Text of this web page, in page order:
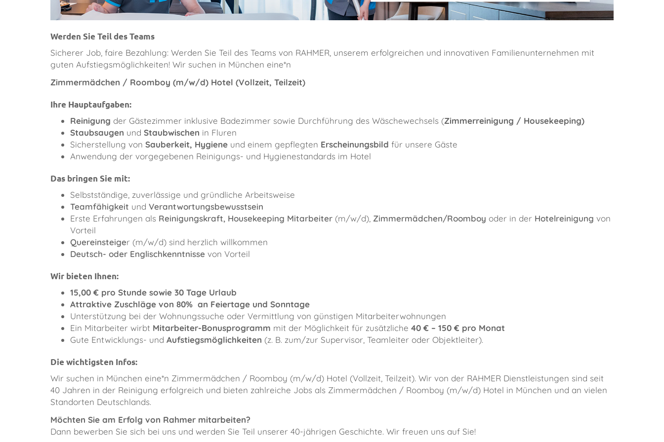
Werden Sie Teil des Teams
Sicherer Job, faire Bezahlung: Werden Sie Teil des Teams von RAHMER, unserem erfolgreichen und innovativen Familienunternehmen mit
guten Aufstiegsmöglichkeiten! Wir suchen in München eine*n
Zimmermädchen / Roomboy (m/w/d) Hotel (Vollzeit, Teilzeit)
Ihre Hauptaufgaben:
Reinigung der Gästezimmer inklusive Badezimmer sowie Durchführung des Wäschewechsels (Zimmerreinigung / Housekeeping)
Staubsaugen und Staubwischen in Fluren
Sicherstellung von Sauberkeit, Hygiene und einem gepflegten Erscheinungsbild für unsere Gäste
Anwendung der vorgegebenen Reinigungs- und Hygienestandards im Hotel
Das bringen Sie mit:
Selbstständige, zuverlässige und gründliche Arbeitsweise
Teamfähigkeit und Verantwortungsbewusstsein
Erste Erfahrungen als Reinigungskraft, Housekeeping Mitarbeiter (m/w/d), Zimmermädchen/Roomboy oder in der Hotelreinigung von
Vorteil
Quereinsteiger (m/w/d) sind herzlich willkommen
Deutsch- oder Englischkenntnisse von Vorteil
Wir bieten Ihnen:
15,00 € pro Stunde sowie 30 Tage Urlaub
Attraktive Zuschläge von 80% an Feiertage und Sonntage
Unterstützung bei der Wohnungssuche oder Vermittlung von günstigen Mitarbeiterwohnungen
Ein Mitarbeiter wirbt Mitarbeiter-Bonusprogramm mit der Möglichkeit für zusätzliche 40 € – 150 € pro Monat
Gute Entwicklungs- und Aufstiegsmöglichkeiten (z. B. zum/zur Supervisor, Teamleiter oder Objektleiter).
Die wichtigsten Infos:
​Wir suchen in München eine*n Zimmermädchen / Roomboy (m/w/d) Hotel (Vollzeit, Teilzeit). Wir von der RAHMER Dienstleistungen sind seit
40 Jahren in der Reinigung erfolgreich und bieten zahlreiche Jobs als Zimmermädchen / Roomboy (m/w/d) Hotel in München und an vielen
Standorten Deutschlands.
Möchten Sie am Erfolg von Rahmer mitarbeiten?
Dann bewerben Sie sich bei uns und werden Sie Teil unserer 40-jährigen Geschichte. Wir freuen uns auf Sie!